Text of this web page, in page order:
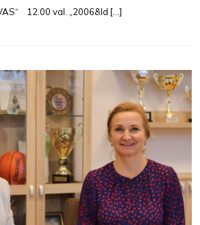
12.00 val. „2006&ld [...]